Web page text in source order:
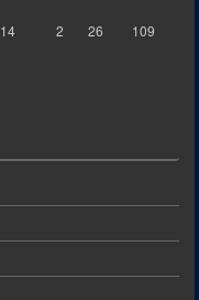
14 2 26 109